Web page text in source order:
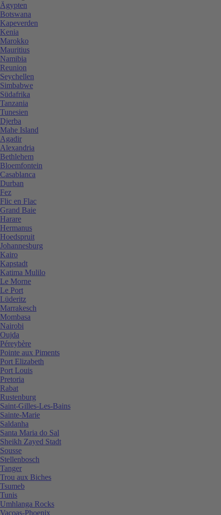
Ägypten
Botswana
Kapeverden
Kenia
Marokko
Mauritius
Namibia
Reunion
Seychellen
Simbabwe
Südafrika
Tanzania
Tunesien
Djerba
Mahe Island
Agadir
Alexandria
Bethlehem
Bloemfontein
Casablanca
Durban
Fez
Flic en Flac
Grand Baie
Harare
Hermanus
Hoedspruit
Johannesburg
Kairo
Kapstadt
Katima Mulilo
Le Morne
Le Port
Lüderitz
Marrakesch
Mombasa
Nairobi
Oujda
Péreybère
Pointe aux Piments
Port Elizabeth
Port Louis
Pretoria
Rabat
Rustenburg
Saint-Gilles-Les-Bains
Sainte-Marie
Saldanha
Santa Maria do Sal
Sheikh Zayed Stadt
Sousse
Stellenbosch
Tanger
Trou aux Biches
Tsumeb
Tunis
Umhlanga Rocks
Vacoas-Phoenix